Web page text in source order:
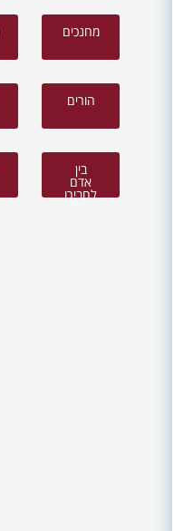
מחנכים
הורים
בין
אדם
לחבירו
בשבוע חינם
הכי בוערות
לחיים: